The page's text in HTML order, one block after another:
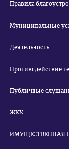
Правила
Муниципальные
Деятельность
Противодействие
Публичные
ЖКХ
ИМУЩЕСТВЕННАЯ